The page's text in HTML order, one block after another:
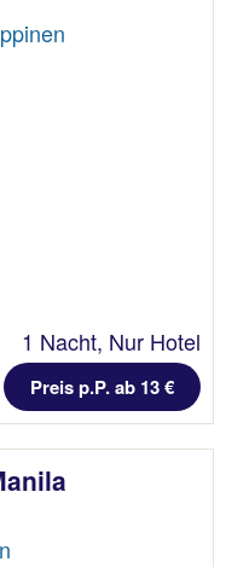
1 Nacht, Nur Hotel
Preis p.P. ab 13 €